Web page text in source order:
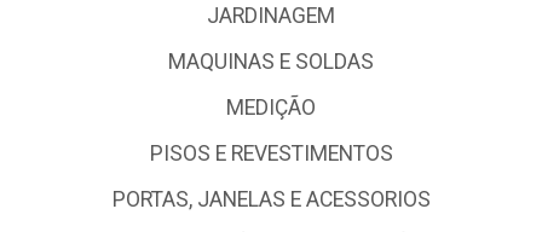
JARDINAGEM
MAQUINAS E SOLDAS
MEDIÇÃO
PISOS E REVESTIMENTOS
PORTAS, JANELAS E ACESSORIOS